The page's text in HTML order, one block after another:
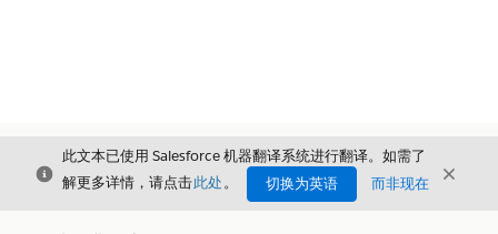
关闭
此文本已使用 Salesforce 机器翻译系统进行翻译。如需了
解更多详情，请点击此处。 切换为英语 而非现在 关闭